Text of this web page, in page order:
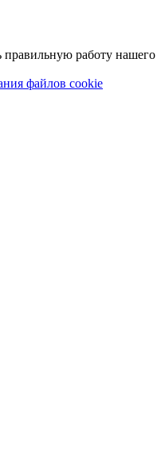
работу нашего
файлов cookie